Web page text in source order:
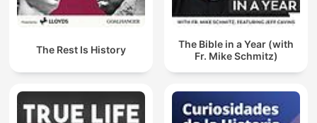
The Rest Is History
The Bible in a Year (with
Fr. Mike Schmitz)